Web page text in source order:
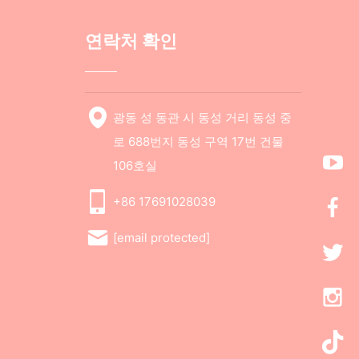
연락처 확인
광동 성 동관 시 동성 거리 동성 중
로 688번지 동성 구역 17번 건물
106호실
+86 17691028039
[email protected]